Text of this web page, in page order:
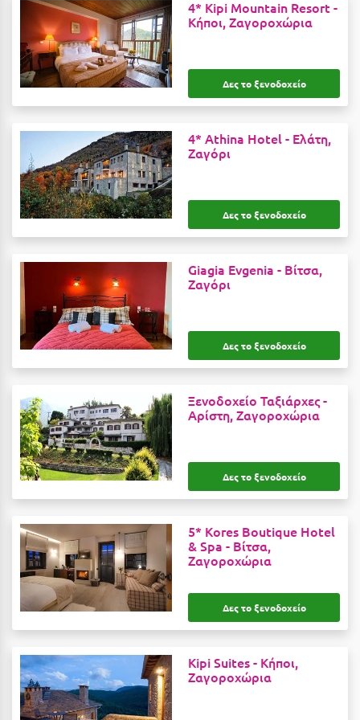
Ελάτη Αρκαδίας
Ελληνικό Αρκαδίας
Ελούντα Κρήτης
Ερέτρια
Ερμιόνη
Εύβοια
Ζ
Ζαγοροχώρια
Ζάκυνθος
Η
Ηλεία
Ηράκλειο
Θ
Θεσσαλονίκη
Ι
Ιεράπετρα
Ικαρία
Ίος
4* Kipi Mountain Resort -
Κήποι, Ζαγοροχώρια
Δες το ξενοδοχείο
4* Athina Hotel - Ελάτη,
Ζαγόρι
Δες το ξενοδοχείο
Giagia Evgenia - Βίτσα,
Ζαγόρι
Δες το ξενοδοχείο
Ξενοδοχείο Ταξιάρχες -
Αρίστη, Ζαγοροχώρια
Δες το ξενοδοχείο
5* Kores Boutique Hotel
& Spa - Βίτσα,
Ζαγοροχώρια
Δες το ξενοδοχείο
Kipi Suites - Κήποι,
Ζαγοροχώρια